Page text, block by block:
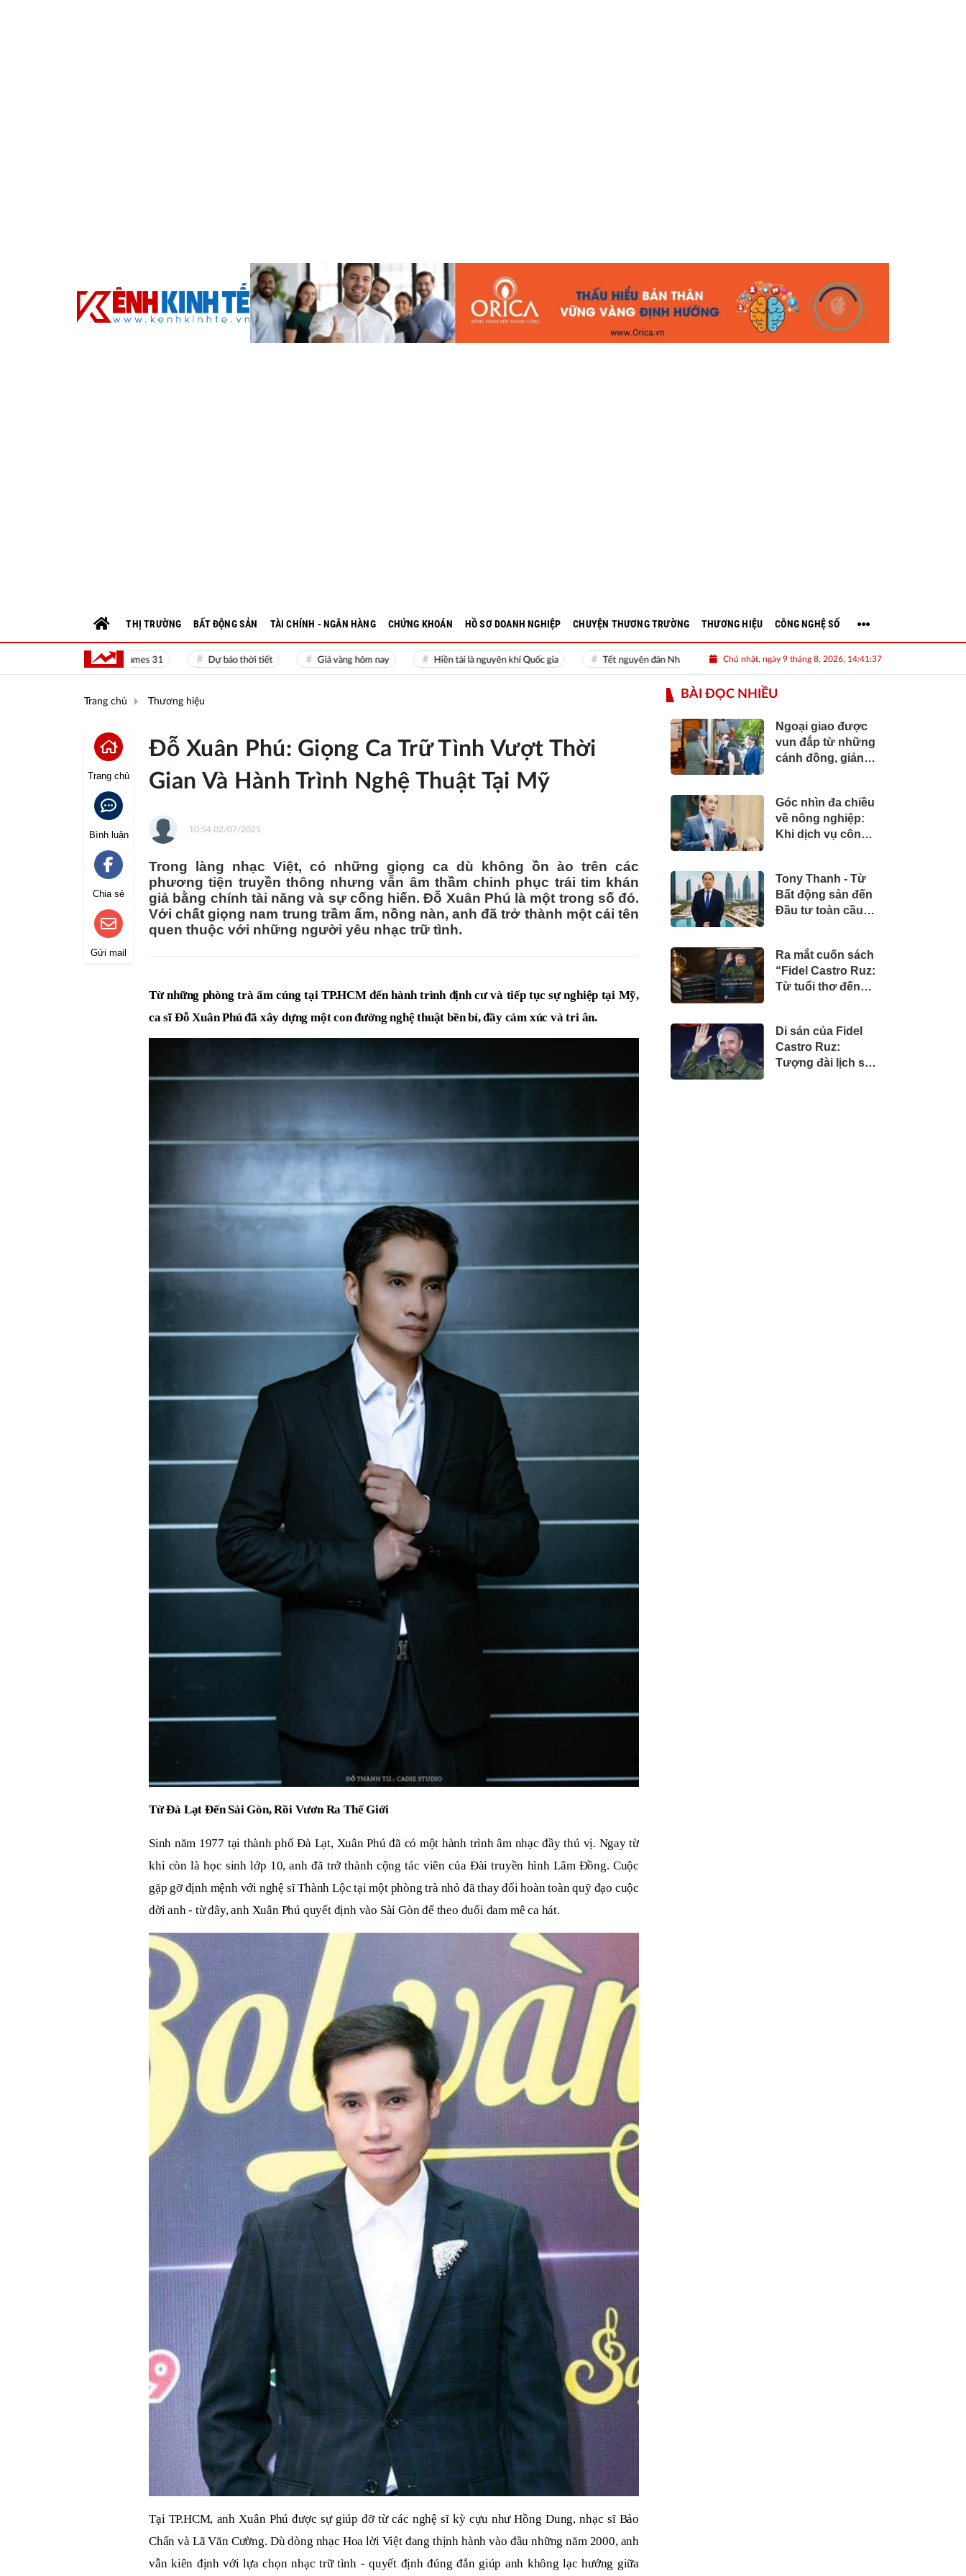
Sea Games 31 Dự báo thời tiết Giá vàng hôm nay Hiền tài là nguyên khí Quốc gia Tết nguyên đán Nhâm Dần 2022 Nguồn nhân lực Việt
Chủ nhật, ngày 9 tháng 8, 2026, 14:41:39
THỊ TRƯỜNG BẤT ĐỘNG SẢN TÀI CHÍNH - NGÂN HÀNG CHỨNG KHOÁN HỒ SƠ DOANH NGHIỆP CHUYỆN THƯƠNG TRƯỜNG THƯƠNG HIỆU CÔNG NGHỆ SỐ
Trang chủ Thương hiệu
Trang chủ
Bình luận
Chia sẻ
Gửi mail
Đỗ Xuân Phú: Giọng Ca Trữ Tình Vượt Thời
Gian Và Hành Trình Nghệ Thuật Tại Mỹ
10:54 02/07/2025
Trong làng nhạc Việt, có những giọng ca dù không ồn ào trên các
phương tiện truyền thông nhưng vẫn âm thầm chinh phục trái tim khán
giả bằng chính tài năng và sự cống hiến. Đỗ Xuân Phú là một trong số đó.
Với chất giọng nam trung trầm ấm, nồng nàn, anh đã trở thành một cái tên
quen thuộc với những người yêu nhạc trữ tình.
Từ những phòng trà ấm cúng tại TP.HCM đến hành trình định cư và tiếp tục sự nghiệp tại Mỹ,
ca sĩ Đỗ Xuân Phú đã xây dựng một con đường nghệ thuật bền bỉ, đầy cảm xúc và tri ân.
Từ Đà Lạt Đến Sài Gòn, Rồi Vươn Ra Thế Giới
Sinh năm 1977 tại thành phố Đà Lạt, Xuân Phú đã có một hành trình âm nhạc đầy thú vị. Ngay từ
khi còn là học sinh lớp 10, anh đã trở thành cộng tác viên của Đài truyền hình Lâm Đồng. Cuộc
gặp gỡ định mệnh với nghệ sĩ Thành Lộc tại một phòng trà nhỏ đã thay đổi hoàn toàn quỹ đạo cuộc
đời anh - từ đây, anh Xuân Phú quyết định vào Sài Gòn để theo đuổi đam mê ca hát.
Tại TP.HCM, anh Xuân Phú được sự giúp đỡ từ các nghệ sĩ kỳ cựu như Hồng Dung, nhạc sĩ Bảo
Chấn và Lã Văn Cường. Dù dòng nhạc Hoa lời Việt đang thịnh hành vào đầu những năm 2000, anh
vẫn kiên định với lựa chọn nhạc trữ tình - quyết định đúng đắn giúp anh không lạc hướng giữa
BÀI ĐỌC NHIỀU
Ngoại giao được
vun đắp từ những
cánh đồng, giảng
Góc nhìn đa chiều
về nông nghiệp:
Khi dịch vụ công
Tony Thanh - Từ
Bất động sản đến
Đầu tư toàn cầu:
giá trị của một
doanh nhân Việt
tại Úc
Ra mắt cuốn sách
“Fidel Castro Ruz:
Từ tuổi thơ đến
Di sản của Fidel
Castro Ruz:
Tượng đài lịch sử,